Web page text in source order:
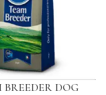
BREEDER DOG